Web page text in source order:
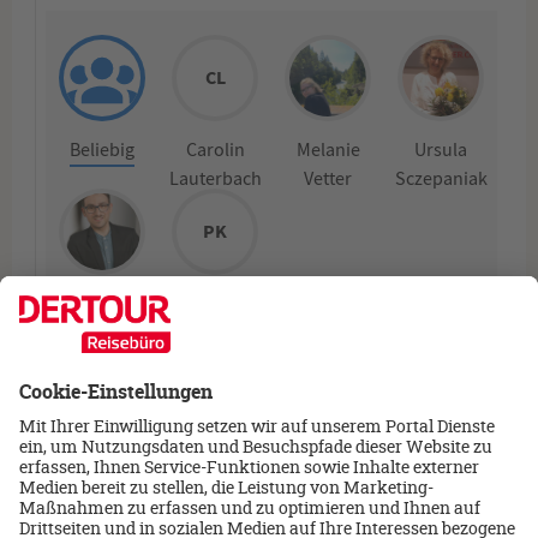
Beliebig
CL
Carolin
Lauterbach
Melanie
Vetter
Ursula
Sczepaniak
Julian Hager
Reiseexpert/-in in
Ausbildung
PK
Reiseexpert/-in in
WEITER
2 Termin